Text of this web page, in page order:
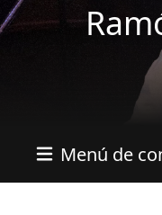
Menú de